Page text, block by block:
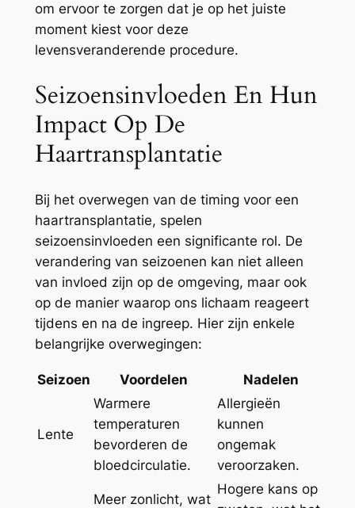
om ervoor te zorgen dat je op het juiste
moment kiest voor deze
levensveranderende procedure.
Seizoensinvloeden En Hun
Impact Op De
Haartransplantatie
Bij het overwegen van de timing voor een
haartransplantatie, spelen
seizoensinvloeden een significante rol. De
verandering van seizoenen kan niet alleen
van invloed zijn op de omgeving, maar ook
op de manier waarop ons lichaam reageert
tijdens en na de ingreep. Hier zijn enkele
belangrijke overwegingen:
Seizoen Voordelen Nadelen
Lente
Warmere
temperaturen
bevorderen de
bloedcirculatie.
Allergieën
kunnen
ongemak
veroorzaken.
Meer zonlicht, wat
Hogere kans op